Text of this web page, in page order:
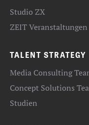
Studio ZX
ZEIT Veranstaltungen
TALENT STRATEGY
Media Consulting
Concept Solutions
Studien